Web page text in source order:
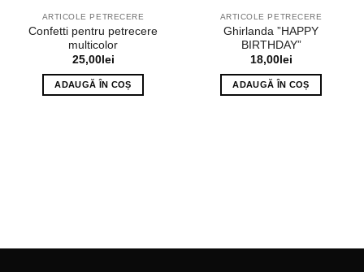
ARTICOLE PETRECERE
Confetti pentru petrecere
multicolor
25,00lei
ADAUGĂ ÎN COȘ
ARTICOLE PETRECERE
Ghirlanda ”HAPPY
BIRTHDAY”
18,00lei
ADAUGĂ ÎN COȘ